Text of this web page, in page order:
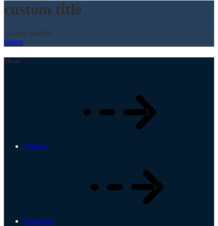
custom title
Custom subtitle
button
Menú
Portada
Productos